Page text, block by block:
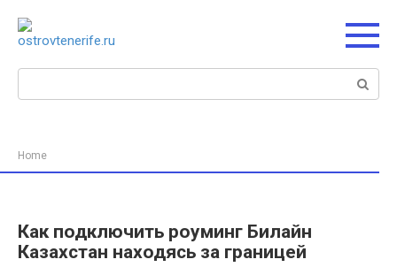
контенту
Поиск:
Home
Как подключить роуминг Билайн
Казахстан находясь за границей